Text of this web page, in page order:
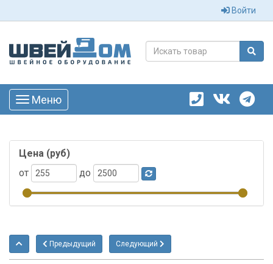
Войти
Toggle
navigation
Меню
Цена (руб)
от
до
Предыдущий Следующий